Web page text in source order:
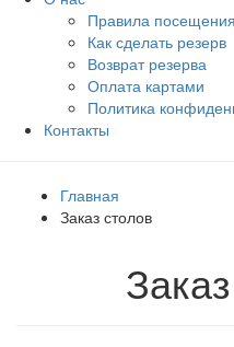
Правила посещения
Как сделать резерв
Возврат резерва
Оплата картами
Политика
Контакты
Главная
Заказ столов